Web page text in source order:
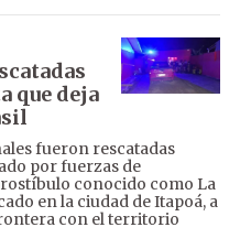
que deja
fueron rescatadas
por fuerzas de
conocido como La
en la ciudad de Itapoá, a
con el territorio